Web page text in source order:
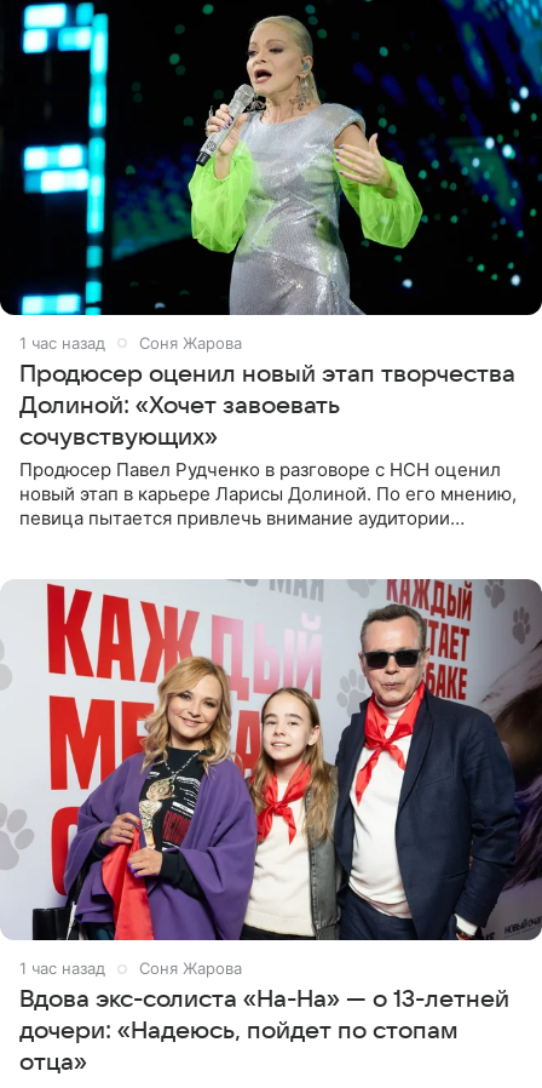
1 час назад Соня Жарова
Продюсер оценил новый этап творчества
Долиной: «Хочет завоевать
сочувствующих»
Продюсер Павел Рудченко в разговоре с НСН оценил
новый этап в карьере Ларисы Долиной. По его мнению,
певица пытается привлечь внимание аудитории
1 час назад Соня Жарова
Вдова экс-солиста «На-На» — о 13-летней
дочери: «Надеюсь, пойдет по стопам
отца»